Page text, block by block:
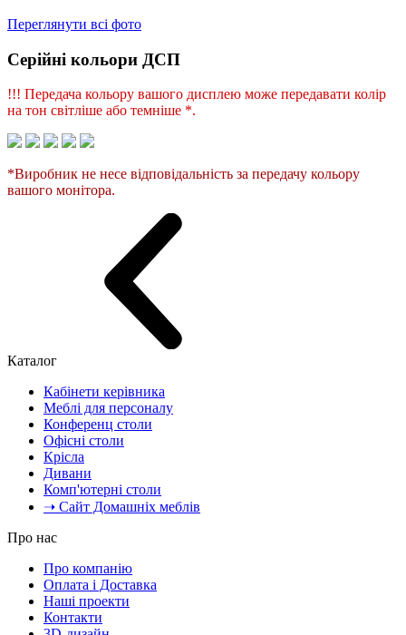
Переглянути всі фото
Серійні кольори ДСП
!!! Передача кольору вашого дисплею може передавати колір
на тон світліше або темніше *.
*Виробник не несе відповідальність за передачу кольору
вашого монітора.
Каталог
Кабінети керівника
Меблі для персоналу
Конференц столи
Офісні столи
Крісла
Дивани
Комп'ютерні столи
➝ Сайт Домашніх меблів
Про нас
Про компанію
Оплата і Доставка
Наші проекти
Контакти